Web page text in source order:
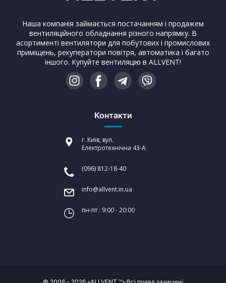
Наша компанія займається постачанням і продажем
вентиляційного обладнання різного напрямку. В
асортименті вентилятори для побутових і промислових
приміщень, рекуператори повітря, автоматика і багато
іншого. Купуйте вентиляцію в ALLVENT!
Контакти
г. Київ, вул.
Електротехнічна 43-А
(096) 812-18-40
info@allvent.in.ua
пн-пт : 9:00 - 20:00